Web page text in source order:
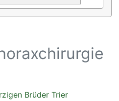
Brüder Trier